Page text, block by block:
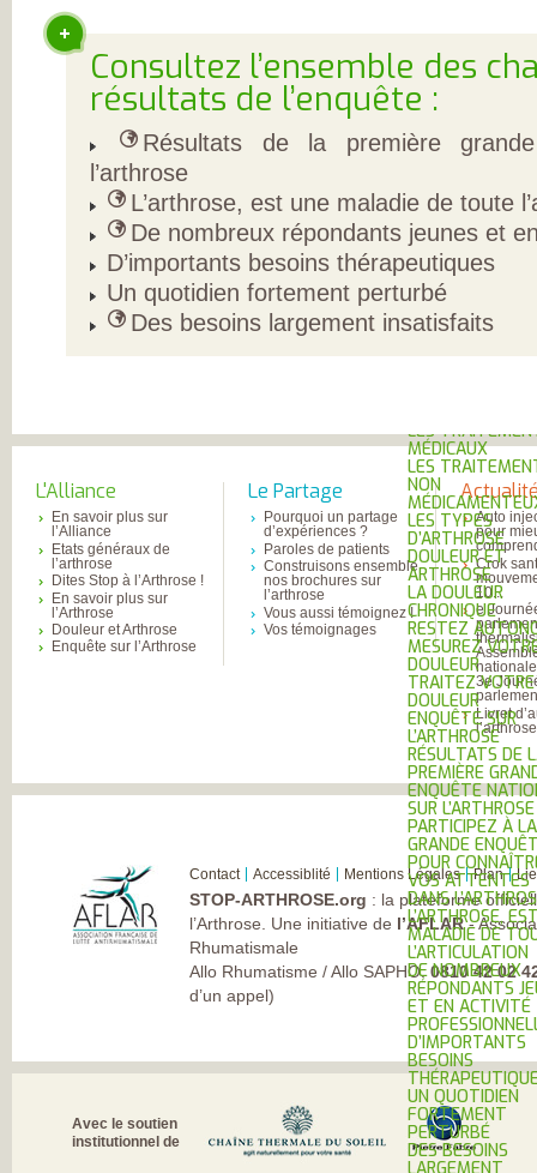
EVALUER LES 80
PROPOSITIONS
ÉMISES
DITES STOP À
L’ARTHROSE !
PAS...
L’ARTHROSE
ÊTRE ÉVITÉE
L’ARTHROSE SE
SOIGNE
LA RECHERCHE
EN MARCHE
EN SAVOIR PLUS
L’ARTHROSE
L’ARTHROSE EN
QU’EST-CE QUE
LES
MÉDICAUX
LES
NON
LES TYPES
D’ARTHROSE
DOULEUR ET
ARTHROSE
LA DOULEUR
CHRONIQUE
RESTEZ
MESUREZ
DOULEUR
TRAITEZ VOTRE
DOULEUR
ENQUÊTE SUR
L’ARTHROSE
RÉSULTATS DE
PREMIÈRE
ENQUÊTE
SUR L’ARTHROSE
PARTICIPEZ À LA
GRANDE
POUR
VOS ATTENTES
DANS
L’ARTHROSE,
MALADIE DE
L’ARTICULATION
DE NOMBREUX
RÉPONDANTS
ET EN ACTIVITÉ
D’IMPORTANTS
BESOINS
UN QUOTIDIEN
FORTEMENT
PERTURBÉ
DES BESOINS
Consultez l’ensemble des
résultats de l’enquête :
Résultats de la première
l’arthrose
L’arthrose, est une maladie de toute
De nombreux répondants jeunes et
D’importants besoins thérapeutiques
Un quotidien fortement perturbé
Des besoins largement insatisfaits
L'Alliance
En savoir plus sur
l’Alliance
Etats généraux de
l’arthrose
Dites Stop à l’Arthrose !
En savoir plus sur
l’Arthrose
Douleur et Arthrose
Enquête sur l’Arthrose
Le Partage
Pourquoi un partage
d’expériences ?
Paroles de patients
Construisons ensemble
nos brochures sur
l’arthrose
Vous aussi témoignez !
Vos témoignages
Auto
pour
Crok
10...
e
3e
Livret
l’arthrose
Contact Accessiblité Mentions Légales Plan
STOP-ARTHROSE.org : la plateforme
l’Arthrose. Une initiative de l’AFLAR-
Rhumatismale
Allo Rhumatisme / Allo SAPHO:0810 42 02
d’un appel)
Avec le soutien
institutionnel de